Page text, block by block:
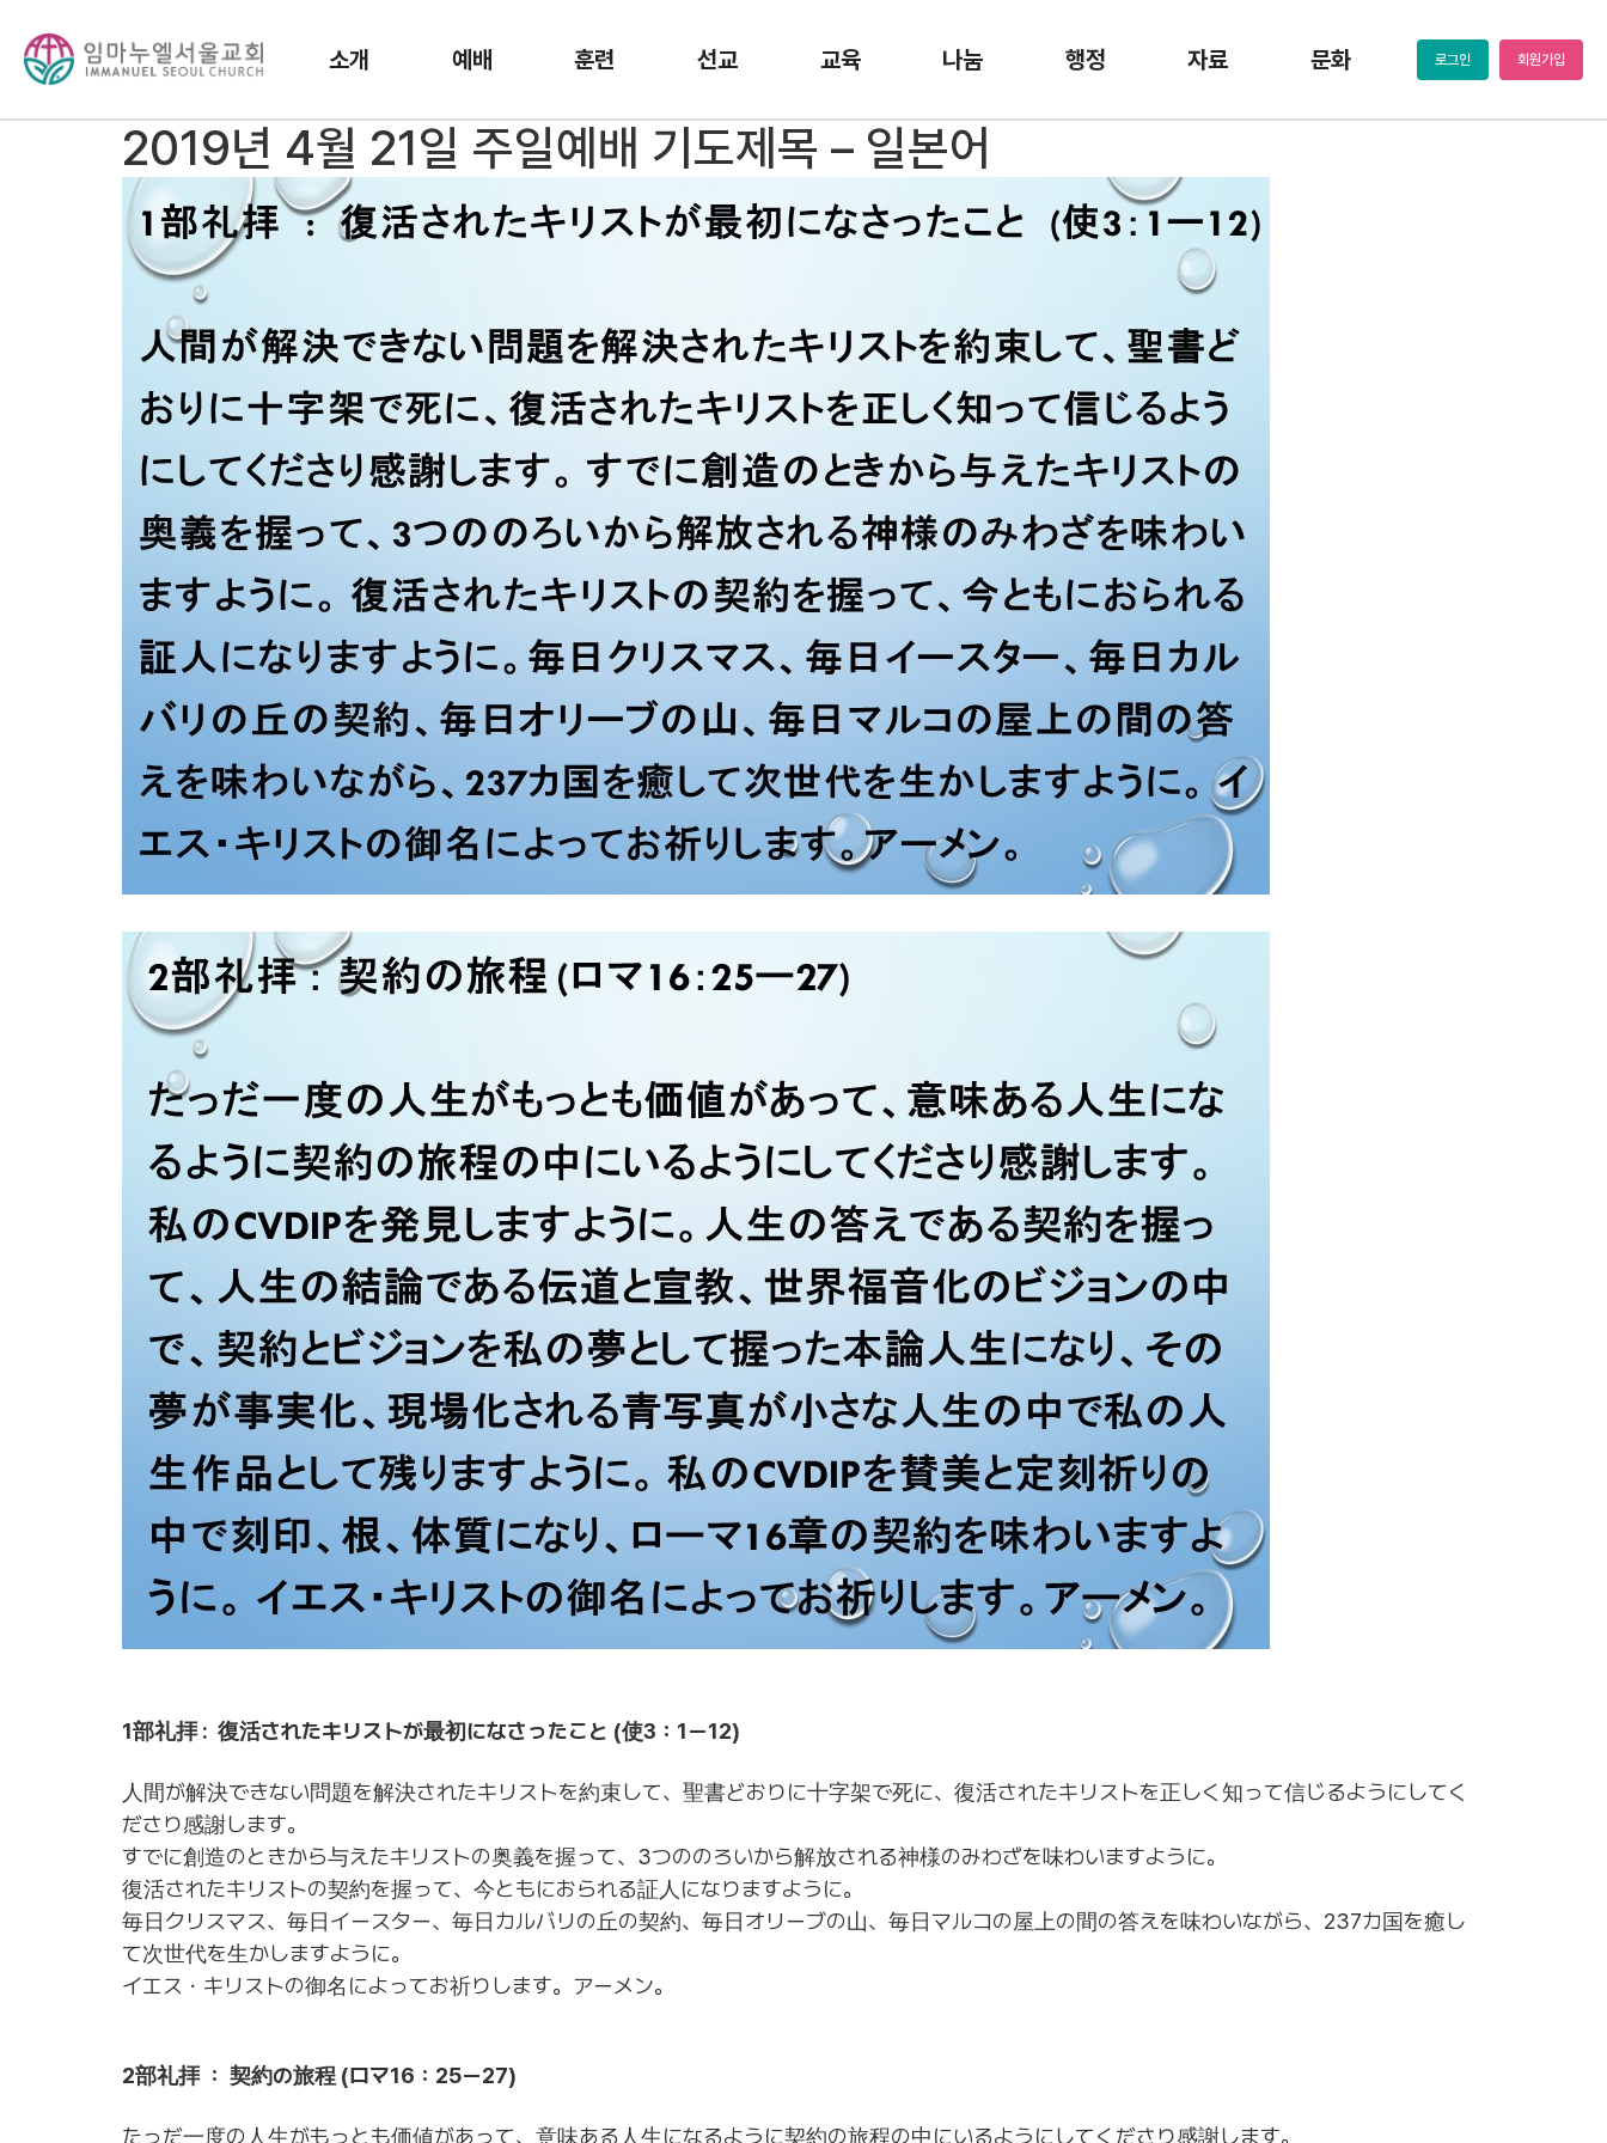
소개 예배 훈련 선교 교육 나눔 행정 자료 문화 로그인 회원가입
2019년 4월 21일 주일예배 기도제목 – 일본어
1部礼拝 : 復活されたキリストが最初になさったこと (使3：1ー12)
人間が解決できない問題を解決されたキリストを約束して、聖書どおりに十字架で死に、復活されたキリストを正しく知って信じるようにしてく
ださり感謝します。
すでに創造のときから与えたキリストの奥義を握って、3つののろいから解放される神様のみわざを味わいますように。
復活されたキリストの契約を握って、今ともにおられる証人になりますように。
毎日クリスマス、毎日イースター、毎日カルバリの丘の契約、毎日オリーブの山、毎日マルコの屋上の間の答えを味わいながら、237カ国を癒し
て次世代を生かしますように。
イエス・キリストの御名によってお祈りします。アーメン。
2部礼拝 ： 契約の旅程 (ロマ16：25ー27)
たっだ一度の人生がもっとも価値があって、意味ある人生になるように契約の旅程の中にいるようにしてくださり感謝します。